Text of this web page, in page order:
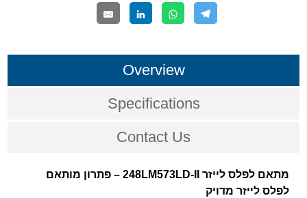
Overview
Specifications
Contact Us
מתאם לפלס לייזר 248LM573LD-II – פתרון מותאם
לפלס לייזר מדויק